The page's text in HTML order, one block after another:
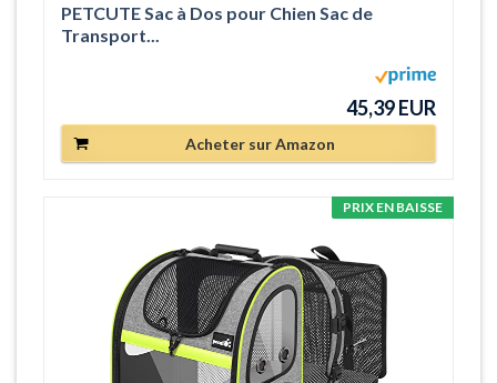
PETCUTE Sac à Dos pour Chien Sac de
Transport...
45,39 EUR
Acheter sur Amazon
PRIX EN BAISSE